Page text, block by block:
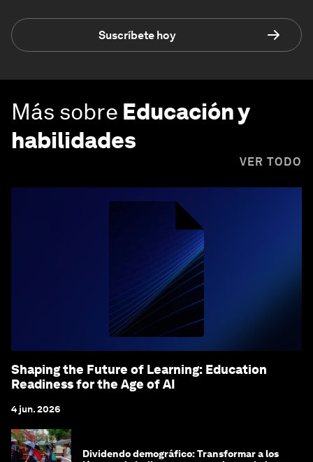
Suscríbete hoy
Más sobre Educación y
habilidades
VER TODO
Shaping the Future of Learning: Education
Readiness for the Age of AI
4 jun. 2026
Dividendo demográfico: Transformar a los